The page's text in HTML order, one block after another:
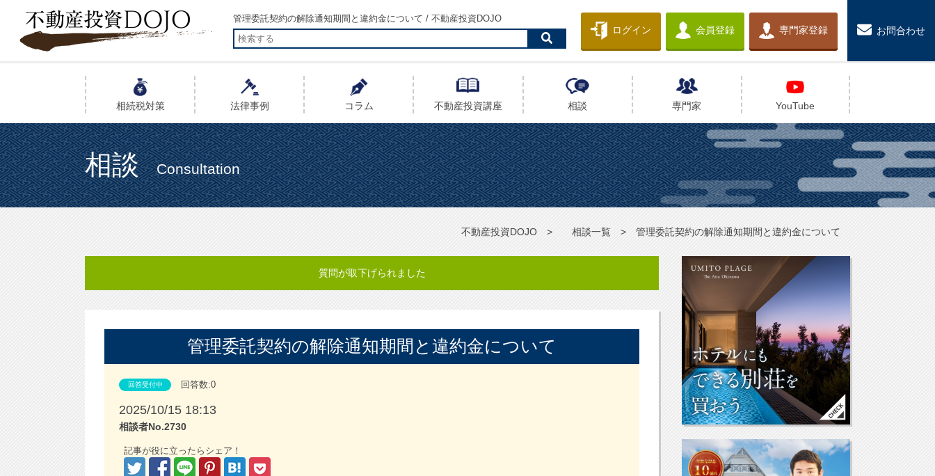
管理委託契約の解除通知期間と違約金について / 不動産投資DOJO
ログイン 会員登録 専門家登録 お問合わせ
相続税対策 法律事例 コラム 不動産投資講座 相談 専門家 YouTube
相談 Consultation
不動産投資DOJO 相談一覧 管理委託契約の解除通知期間と違約金について
質問が取下げられました
管理委託契約の解除通知期間と違約金について
回答受付中 回答数:0
2025/10/15 18:13
相談者No.2730
記事が役に立ったらシェア！